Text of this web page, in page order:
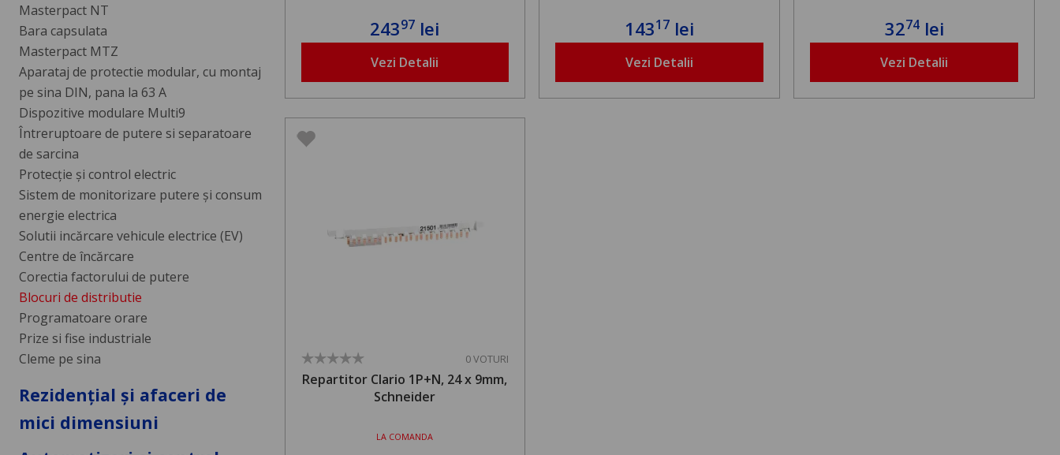
Masterpact NT
Bara capsulata
Masterpact MTZ
Aparataj de protectie modular, cu montaj
pe sina DIN, pana la 63 A
Dispozitive modulare Multi9
Întreruptoare de putere si separatoare
de sarcina
Protecție și control electric
Sistem de monitorizare putere și consum
energie electrica
Solutii incărcare vehicule electrice (EV)
Centre de încărcare
Corectia factorului de putere
Blocuri de distributie
Programatoare orare
Prize si fise industriale
Cleme pe sina
Rezidențial și afaceri de
mici dimensiuni
24397 lei
Vezi Detalii
14317 lei
Vezi Detalii
3274lei
Vezi Detalii
0 VOTURI
Repartitor Clario 1P+N, 24 x 9mm,
Schneider
LA COMANDA